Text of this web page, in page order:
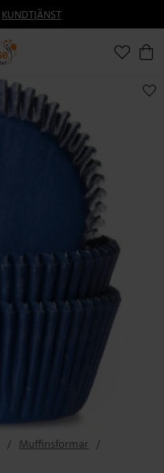
KUNDTJÄNST
Muffinsformar